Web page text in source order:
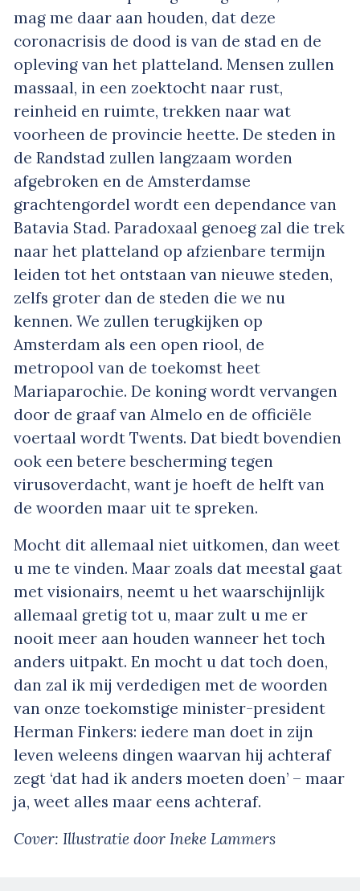
mag me daar aan houden, dat deze
coronacrisis de dood is van de stad en de
opleving van het platteland. Mensen zullen
massaal, in een zoektocht naar rust,
reinheid en ruimte, trekken naar wat
voorheen de provincie heette. De steden in
de Randstad zullen langzaam worden
afgebroken en de Amsterdamse
grachtengordel wordt een dependance van
Batavia Stad. Paradoxaal genoeg zal die trek
naar het platteland op afzienbare termijn
leiden tot het ontstaan van nieuwe steden,
zelfs groter dan de steden die we nu
kennen. We zullen terugkijken op
Amsterdam als een open riool, de
metropool van de toekomst heet
Mariaparochie. De koning wordt vervangen
door de graaf van Almelo en de officiële
voertaal wordt Twents. Dat biedt bovendien
ook een betere bescherming tegen
virusoverdacht, want je hoeft de helft van
de woorden maar uit te spreken.
Mocht dit allemaal niet uitkomen, dan weet
u me te vinden. Maar zoals dat meestal gaat
met visionairs, neemt u het waarschijnlijk
allemaal gretig tot u, maar zult u me er
nooit meer aan houden wanneer het toch
anders uitpakt. En mocht u dat toch doen,
dan zal ik mij verdedigen met de woorden
van onze toekomstige minister-president
Herman Finkers: iedere man doet in zijn
leven weleens dingen waarvan hij achteraf
zegt ‘dat had ik anders moeten doen’ – maar
ja, weet alles maar eens achteraf.
Cover: Illustratie door Ineke Lammers